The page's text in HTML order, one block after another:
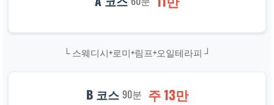
└ 스웨디시+로미+림프+오일테라피 ┘
B 코스 90분 주 13만